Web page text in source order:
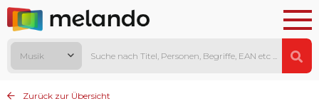
Musik
Zurück zur Übersicht